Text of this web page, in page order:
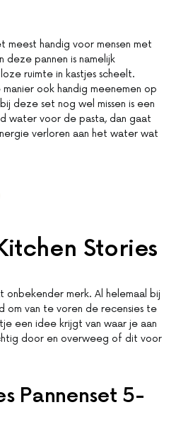
meest handig voor mensen met
deze pannen is namelijk
ruimte in kastjes scheelt.
ook handig meenemen op
deze set nog wel missen is een
water voor de pasta, dan gaat
verloren aan het water wat
Stories
onbekender merk. Al helemaal bij
om van te voren de recensies te
een idee krijgt van waar je aan
door en overweeg of dit voor
Pannenset 5-